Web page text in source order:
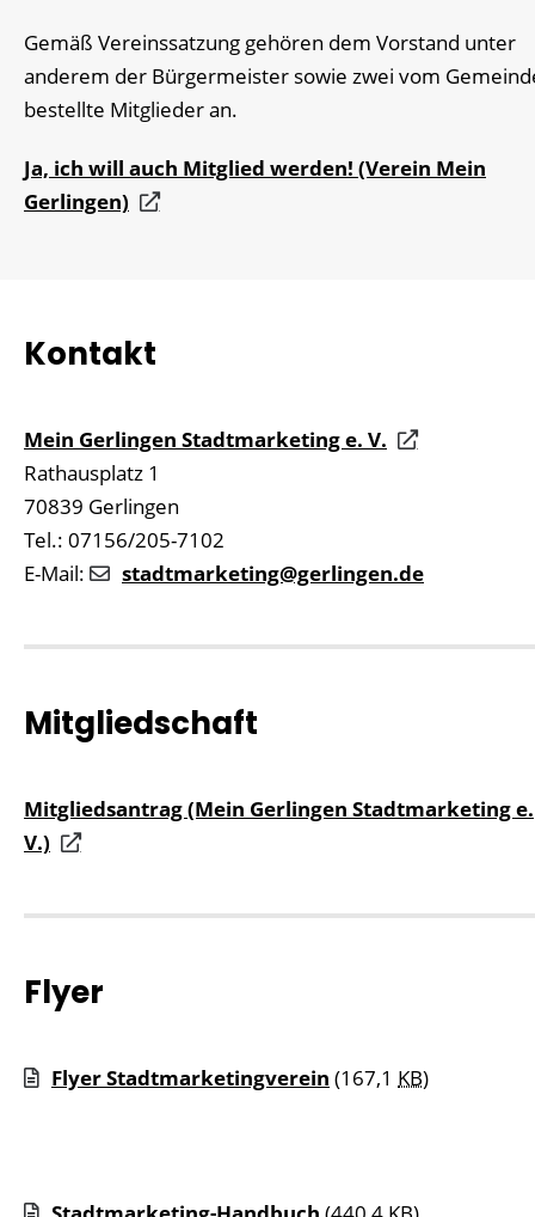
Gemäß Vereinssatzung gehören dem Vorstand unter
anderem der Bürgermeister sowie zwei vom
bestellte Mitglieder an.
Ja, ich will auch Mitglied werden! (Verein Mein
Gerlingen)
Kontakt
Mein Gerlingen Stadtmarketing e. V.
Rathausplatz 1
70839 Gerlingen
Tel.: 07156/205-7102
E-Mail:
stadtmarketing@gerlingen.de
Mitgliedschaft
Mitgliedsantrag (Mein Gerlingen Stadtmarketing e.
V.)
Flyer
Flyer Stadtmarketingverein (167,1 KB)